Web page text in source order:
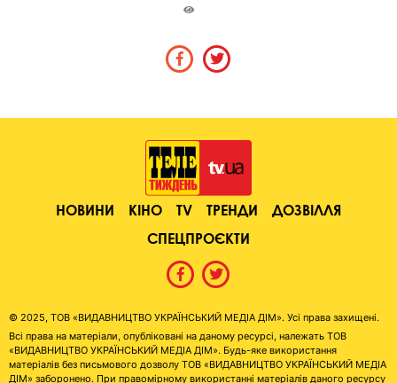
НОВИНИ КІНО TV ТРЕНДИ
ДОЗВІЛЛЯ
СПЕЦПРОЄКТИ
© 2025, ТОВ «ВИДАВНИЦТВО УКРАЇНСЬКИЙ МЕДІА ДІМ». Усі права захищені.
Всі права на матеріали, опубліковані на даному ресурсі, належать ТОВ
«ВИДАВНИЦТВО УКРАЇНСЬКИЙ МЕДІА ДІМ». Будь-яке використання
матеріалів без письмового дозволу ТОВ «ВИДАВНИЦТВО УКРАЇНСЬКИЙ МЕДІА
ДІМ» заборонено. При правомірному використанні матеріалів даного ресурсу